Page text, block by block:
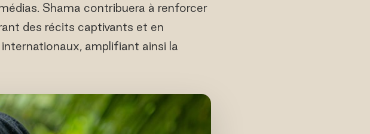
Shama contribuera à renforcer
des récits captivants et en
amplifiant ainsi la